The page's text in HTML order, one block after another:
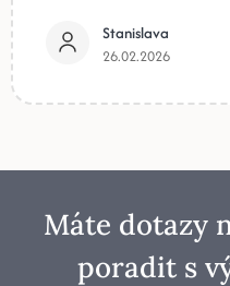
Stanislava
26.02.2026
Máte dotazy
poradit s